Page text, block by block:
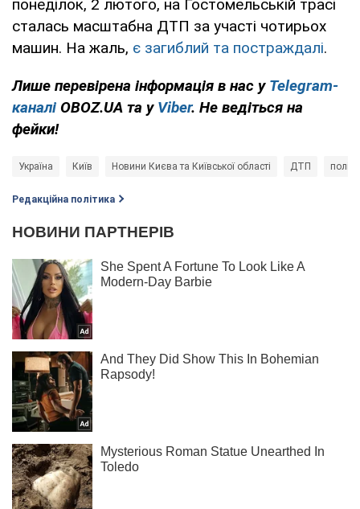
понеділок, 2 лютого, на Гостомельській трасі
сталась масштабна ДТП за участі чотирьох
машин. На жаль, є загиблий та постраждалі.
Лише перевірена інформація в нас у Telegram-
каналі OBOZ.UA та у Viber. Не ведіться на
фейки!
Україна Київ Новини Києва та Київської області ДТП
Редакційна політика